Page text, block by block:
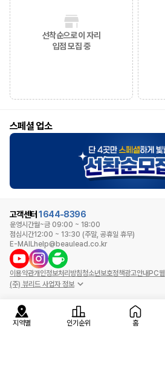
선착순으로 이 자리
입점 모집 중
스페셜 업소
고객센터 1644-8396
운영시간월~금 09:00 ~ 18:00
점심시간12:00 ~ 13:30 (주말, 공휴일 휴무)
E-MAILhelp@beaulead.co.kr
이용약관개인정보처리방침청소년보호정책광고안내PC웹
(주) 뷰리드 사업자 정보
지역별 인기순위 홈